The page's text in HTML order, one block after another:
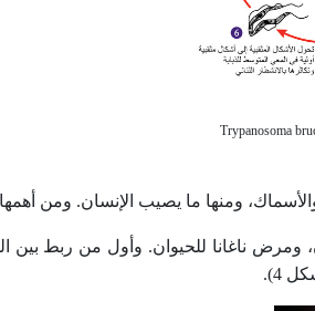
ومنها ما يصيب الإنسان. ومن
ومرض ناغانا للحيوان. وأول من ربط بين